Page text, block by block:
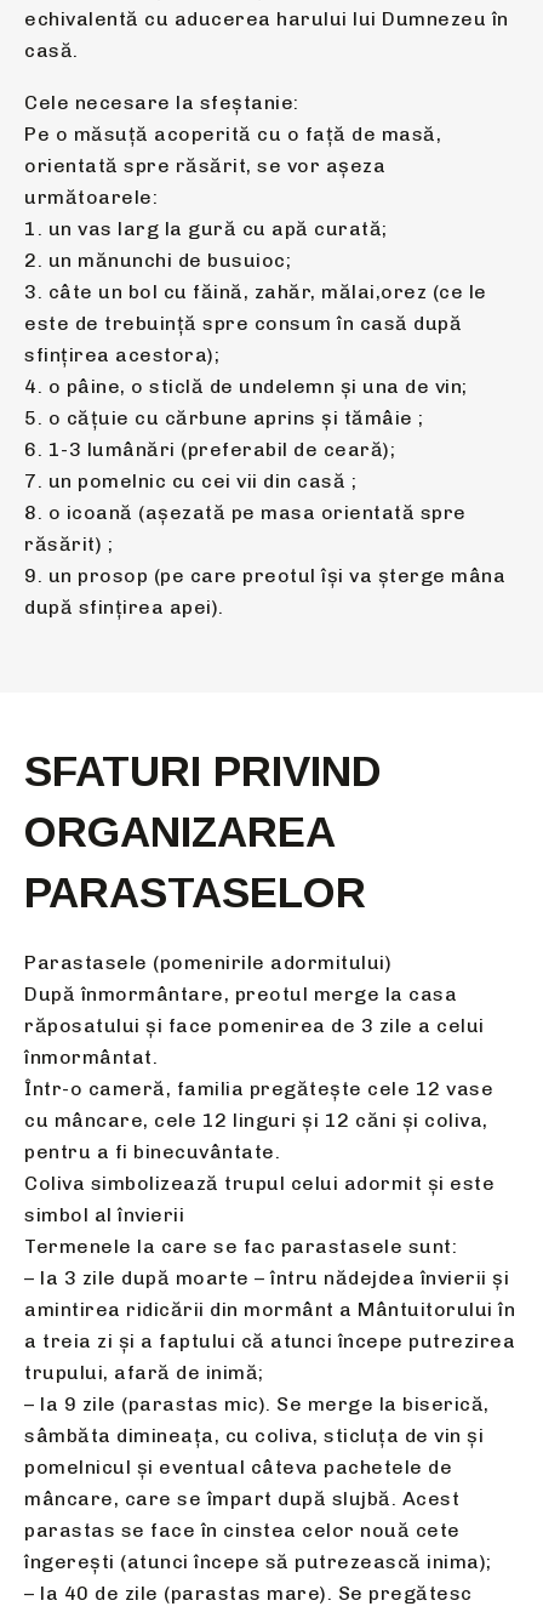
echivalentă cu aducerea harului lui Dumnezeu în
casă.
Cele necesare la sfeştanie:
Pe o măsuţă acoperită cu o faţă de masă,
orientată spre răsărit, se vor aşeza
următoarele:
1. un vas larg la gură cu apă curată;
2. un mănunchi de busuioc;
3. câte un bol cu făină, zahăr, mălai,orez (ce le
este de trebuință spre consum în casă după
sfințirea acestora);
4. o pâine, o sticlă de undelemn şi una de vin;
5. o căţuie cu cărbune aprins şi tămâie ;
6. 1-3 lumânări (preferabil de ceară);
7. un pomelnic cu cei vii din casă ;
8. o icoană (aşezată pe masa orientată spre
răsărit) ;
9. un prosop (pe care preotul îşi va şterge mâna
după sfinţirea apei).
SFATURI PRIVIND
ORGANIZAREA
PARASTASELOR
Parastasele (pomenirile adormitului)
După înmormântare, preotul merge la casa
răposatului şi face pomenirea de 3 zile a celui
înmormântat.
Într-o cameră, familia pregătește cele 12 vase
cu mâncare, cele 12 linguri și 12 căni și coliva,
pentru a fi binecuvântate.
Coliva simbolizează trupul celui adormit şi este
simbol al învierii
Termenele la care se fac parastasele sunt:
– la 3 zile după moarte – întru nădejdea învierii şi
amintirea ridicării din mormânt a Mântuitorului în
a treia zi și a faptului că atunci începe putrezirea
trupului, afară de inimă;
– la 9 zile (parastas mic). Se merge la biserică,
sâmbăta dimineața, cu coliva, sticluța de vin și
pomelnicul și eventual câteva pachetele de
mâncare, care se împart după slujbă. Acest
parastas se face în cinstea celor nouă cete
îngereşti (atunci începe să putrezească inima);
– la 40 de zile (parastas mare). Se pregătesc